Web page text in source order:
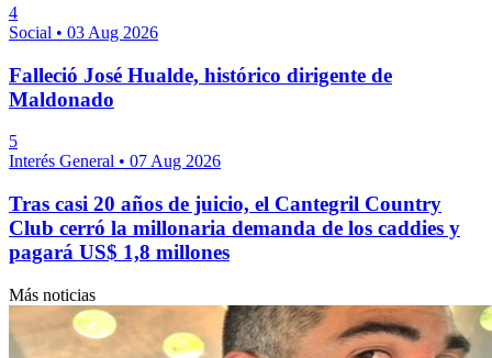
4
Social • 03 Aug 2026
Falleció José Hualde, histórico dirigente de
Maldonado
5
Interés General • 07 Aug 2026
Tras casi 20 años de juicio, el Cantegril Country
Club cerró la millonaria demanda de los caddies y
pagará US$ 1,8 millones
Más noticias